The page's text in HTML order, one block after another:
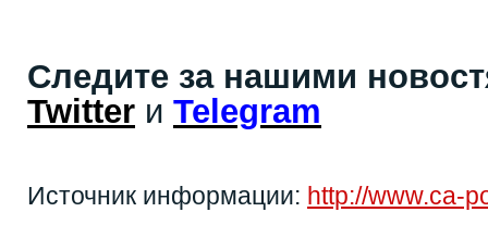
Следите за нашими
Twitter и Telegram
Источник информации: http://www.ca-